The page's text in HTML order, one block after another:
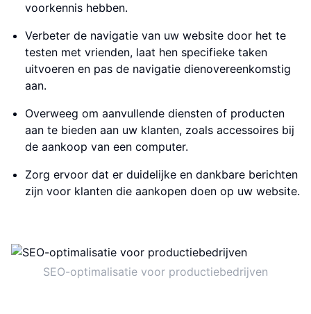
voorkennis hebben.
Verbeter de navigatie van uw website door het te
testen met vrienden, laat hen specifieke taken
uitvoeren en pas de navigatie dienovereenkomstig
aan.
Overweeg om aanvullende diensten of producten
aan te bieden aan uw klanten, zoals accessoires bij
de aankoop van een computer.
Zorg ervoor dat er duidelijke en dankbare berichten
zijn voor klanten die aankopen doen op uw website.
SEO-optimalisatie voor productiebedrijven